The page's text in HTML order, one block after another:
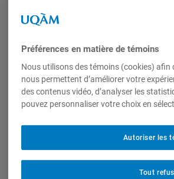
premier des Objectifs du
et Derek Hall, cette
populations locales touche
recherche et se constate
littérature sur le tourisme
communautaire qui est
communauté locale est
devenue pour beaucoup, le
tourisme durable » (Richards
Préférences en matière de témoins
Nous utilisons des témoins (cookies)
nous permettent d’améliorer votre
des contenus vidéo, d’analyser les
pouvez personnaliser votre choix en
Tout
Autoriser les